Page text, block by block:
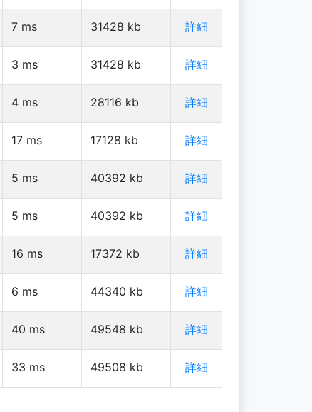
7 ms 31428 kb 詳細
3 ms 31428 kb 詳細
4 ms 28116 kb 詳細
17 ms 17128 kb 詳細
5 ms 40392 kb 詳細
5 ms 40392 kb 詳細
16 ms 17372 kb 詳細
6 ms 44340 kb 詳細
40 ms 49548 kb 詳細
33 ms 49508 kb 詳細